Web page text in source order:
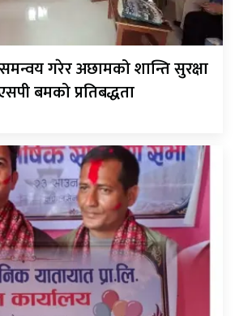
गरेर अछामको शान्ति सुरक्षा
बमको प्रतिबद्धता